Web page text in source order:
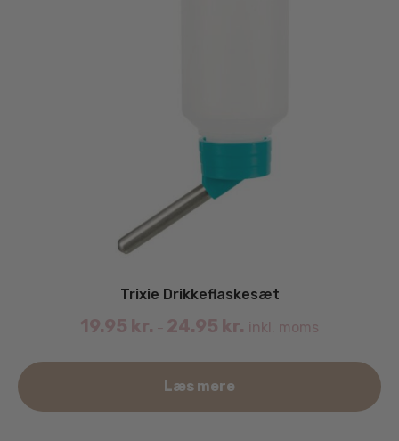
Trixie Drikkeflaskesæt
19.95 kr. – 24.95 kr. inkl. moms
Læs mere